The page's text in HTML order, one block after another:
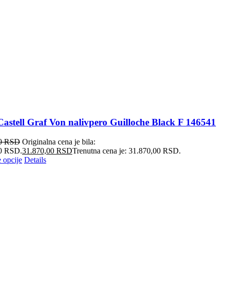
Graf Von nalivpero Guilloche Black F 146541
RSD Originalna cena je bila:
RSD.31.870,00 RSDTrenutna cena je: 31.870,00 RSD.
opcije Details